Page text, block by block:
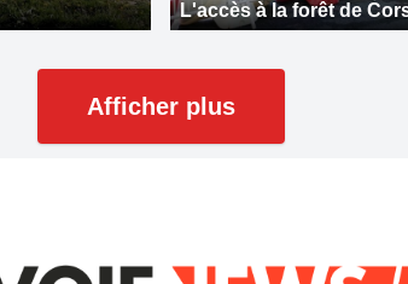
L'accès à la forêt de
Afficher plus